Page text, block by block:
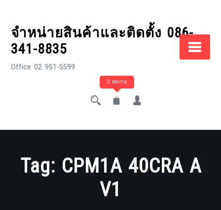
contentจำหน่ายสินค้าและติดตั้ง 086-
341-8835
Office 02 951-5599
0 items
Tag: CPM1A 40CRA A
V1